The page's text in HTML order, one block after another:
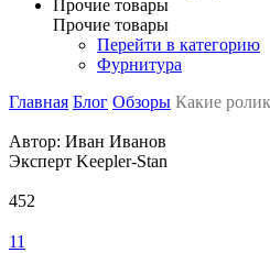
Прочие товары
Прочие товары
Перейти в категорию
Фурнитура
Главная Блог Обзоры Какие
Автор: Иван Иванов
Эксперт Keepler-Stan
452
11